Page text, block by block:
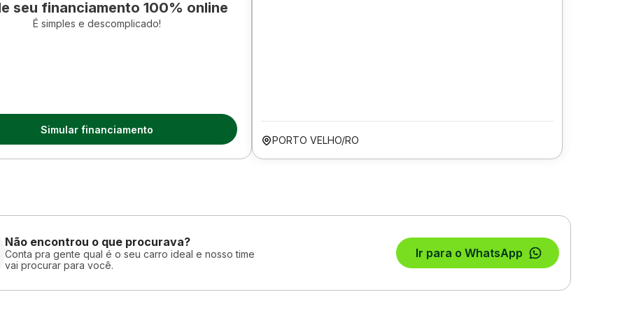
seu financiamento 100% online
É simples e descomplicado!
Simular financiamento
PORTO VELHO/RO
Não encontrou o que procurava?
Conta pra gente qual é o seu carro ideal e nosso time
vai procurar para você.
Ir para o WhatsApp